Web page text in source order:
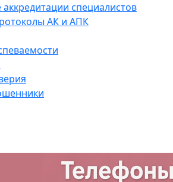
специалистов
АК и АПК